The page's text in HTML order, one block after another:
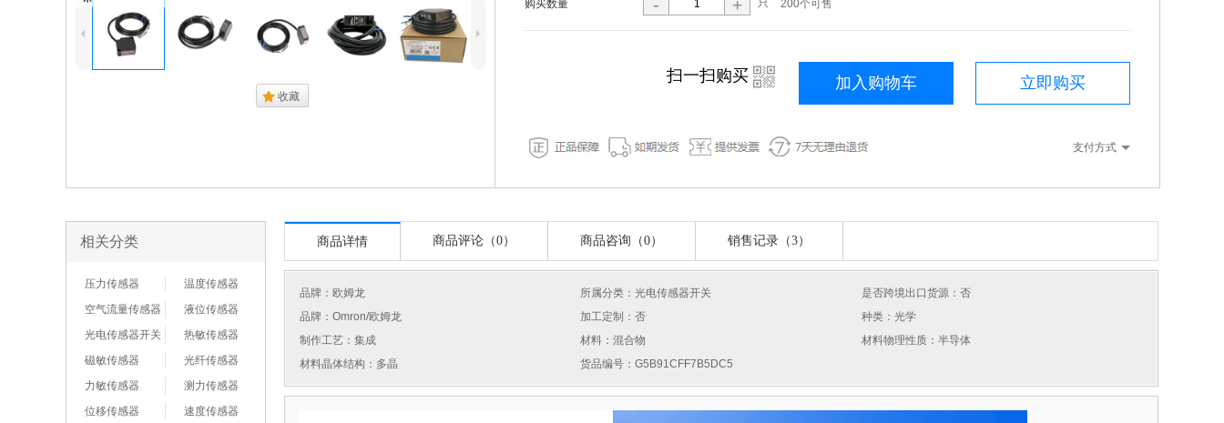
4 5
. 收藏
购买数量 - + 只 200个可售
立即购买
加入购物车
扫一扫购买 i
支付方式
相关分类
压力传感器
温度传感器
空气流量传感器
液位传感器
光电传感器开关
热敏传感器
磁敏传感器
光纤传感器
力敏传感器
测力传感器
位移传感器
速度传感器
商品详情 商品评论（0） 商品咨询（0） 销售记录（3）
品牌： 欧姆龙 所属分类：光电传感器开关
是否跨境出口货源：否
品牌：Omron/欧姆龙
加工定制：否
种类：光学
制作工艺：集成
材料：混合物
材料物理性质：半导体
材料晶体结构：多晶
货品编号：G5B91CFF7B5DC5